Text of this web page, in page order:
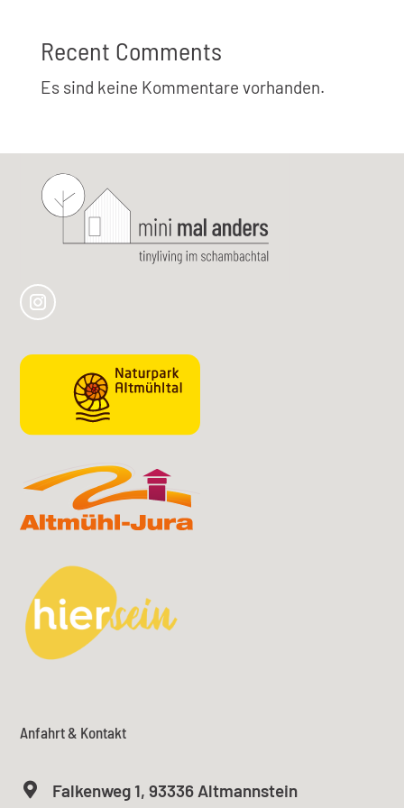
Recent Comments
Es sind keine Kommentare vorhanden.
Anfahrt & Kontakt

Falkenweg 1, 93336 Altmannstein